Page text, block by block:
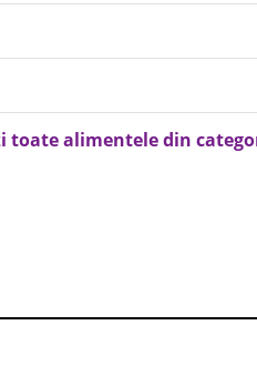
toate alimentele din